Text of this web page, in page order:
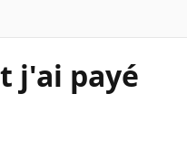
j'ai payé